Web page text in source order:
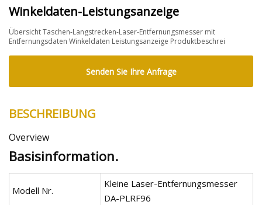
Winkeldaten-Leistungsanzeige
Übersicht Taschen-Langstrecken-Laser-Entfernungsmesser mit
Entfernungsdaten Winkeldaten Leistungsanzeige Produktbeschrei
Senden Sie Ihre Anfrage
BESCHREIBUNG
Overview
Basisinformation.
Modell Nr.
Kleine Laser-Entfernungsmesser
DA-PLRF96